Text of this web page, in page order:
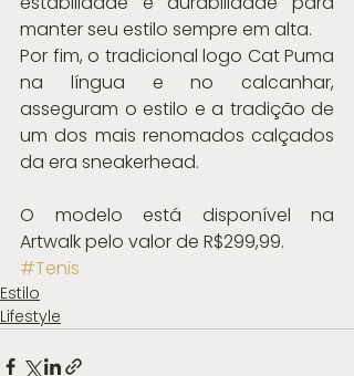
manter seu estilo sempre em alta.
Por fim, o tradicional logo Cat Puma
na língua e no calcanhar,
asseguram o estilo e a tradição de
um dos mais renomados calçados
da era sneakerhead.
O modelo está disponível na
Artwalk pelo valor de R$299,99.
#Tenis
Estilo
Lifestyle